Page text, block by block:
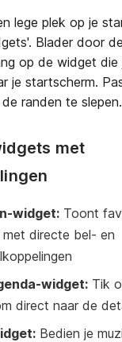
lege plek op je
Blader door
op de widget die
je startscherm.
randen te slepen.
met
widget: Toont
directe bel- en
widget: Tik
direct naar de
Bedien je